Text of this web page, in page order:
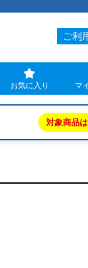
ご利
お気に入り マ
対象商品